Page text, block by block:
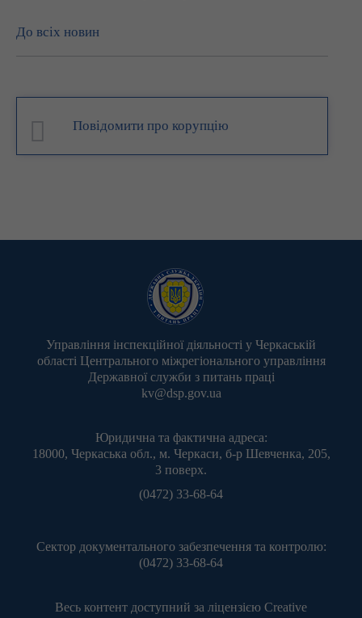
До всіх новин
Повідомити про корупцію
Управління інспекційної діяльності у Черкаській
області Центрального міжрегіонального управління
Державної служби з питань праці
kv@dsp.gov.ua
Юридична та фактична адреса:
18000, Черкаська обл., м. Черкаси, б-р Шевченка, 205,
3 поверх.
(0472) 33-68-64
Сектор документального забезпечення та контролю:
(0472) 33-68-64
Весь контент доступний за ліцензією Creative